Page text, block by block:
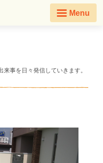
Menu
事を日々発信していきます。